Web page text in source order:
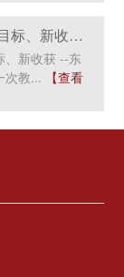
新学期、新征程、新目标、新收获——东校区顺
、新收获 --东
次教...
【查看